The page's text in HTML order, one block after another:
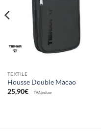
TEXTILE
Housse Double Macao
25,90€ TVA incluse